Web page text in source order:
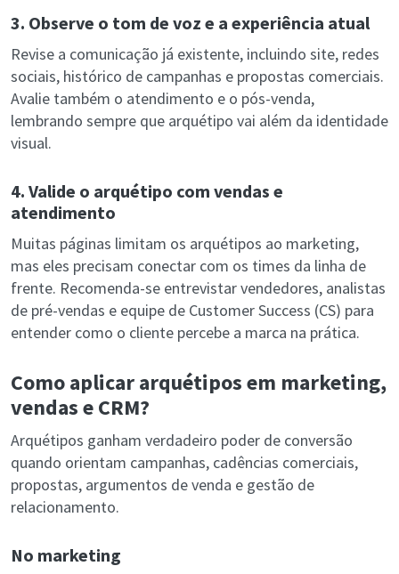
3. Observe o tom de voz e a experiência atual
Revise a comunicação já existente, incluindo site, redes
sociais, histórico de campanhas e propostas comerciais.
Avalie também o atendimento e o pós-venda,
lembrando sempre que arquétipo vai além da identidade
visual.
4. Valide o arquétipo com vendas e
atendimento
Muitas páginas limitam os arquétipos ao marketing,
mas eles precisam conectar com os times da linha de
frente. Recomenda-se entrevistar vendedores, analistas
de pré-vendas e equipe de Customer Success (CS) para
entender como o cliente percebe a marca na prática.
Como aplicar arquétipos em marketing,
vendas e CRM?
Arquétipos ganham verdadeiro poder de conversão
quando orientam campanhas, cadências comerciais,
propostas, argumentos de venda e gestão de
relacionamento.
No marketing